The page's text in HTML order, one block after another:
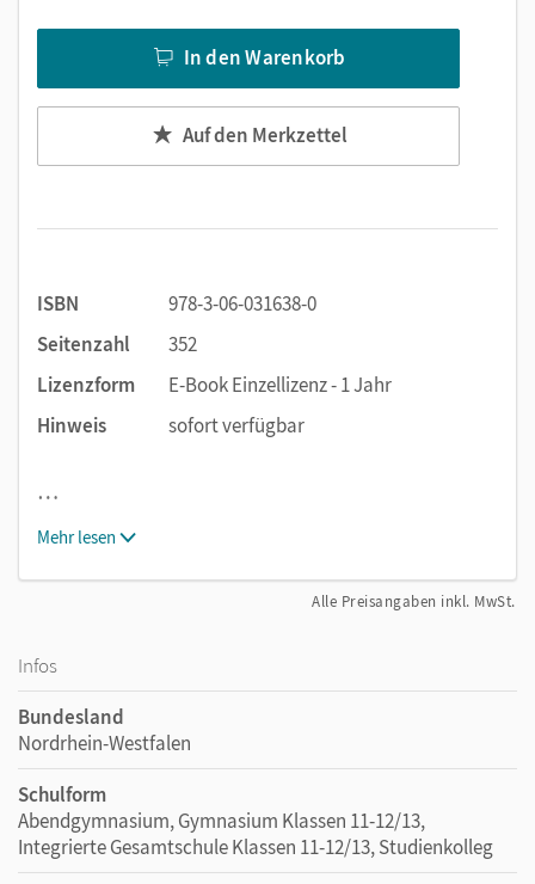
In den Warenkorb
Auf den Merkzettel
ISBN
978-3-06-031638-0
Seitenzahl
352
Lizenzform
E-Book Einzellizenz - 1 Jahr
Hinweis
sofort verfügbar
…
Mehr lesen
Alle Preisangaben inkl. MwSt.
Infos
Bundesland
Nordrhein-Westfalen
Schulform
Abendgymnasium, Gymnasium Klassen 11-12/13,
Integrierte Gesamtschule Klassen 11-12/13, Studienkolleg